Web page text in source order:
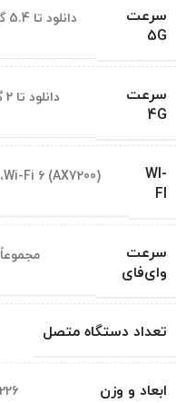
سرعت
5G
سرعت
4G
WI-
FI
سرعت
وای‌فای
تعداد دستگاه متصل
ابعاد و وزن 226 × 103 × 103 میلی‌متر، وزن حدود 915 گرم